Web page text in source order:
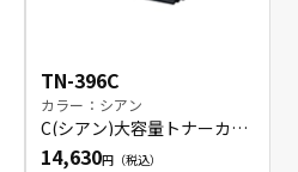
TN-396C
カラー：シアン
C(シアン)大容量トナーカー
トリッジ
14,630